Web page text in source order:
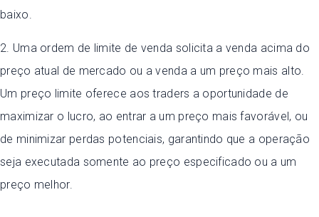
baixo.
2. Uma ordem de limite de venda solicita a venda acima do
preço atual de mercado ou a venda a um preço mais alto.
Um preço limite oferece aos traders a oportunidade de
maximizar o lucro, ao entrar a um preço mais favorável, ou
de minimizar perdas potenciais, garantindo que a operação
seja executada somente ao preço especificado ou a um
preço melhor.